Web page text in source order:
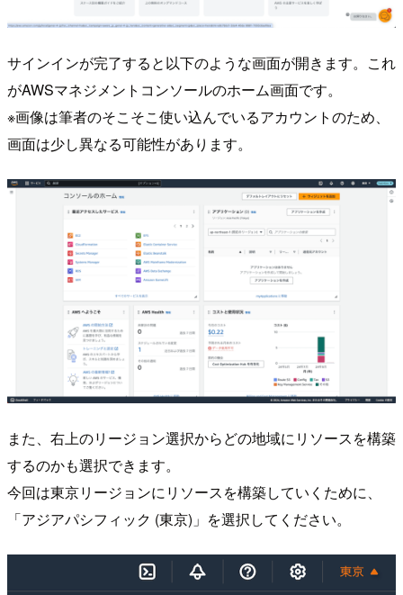
サインインが完了すると以下のような画面が開きます。これ
がAWSマネジメントコンソールのホーム画面です。
※画像は筆者のそこそこ使い込んでいるアカウントのため、
画面は少し異なる可能性があります。
また、右上のリージョン選択からどの地域にリソースを構築
するのかも選択できます。
今回は東京リージョンにリソースを構築していくために、
「アジアパシフィック (東京)」を選択してください。